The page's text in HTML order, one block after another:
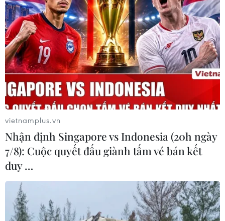
Khai mạc triển lãm “Cải cách
ruộng đất 1946-1957”
09/09/2014 02:10
Sáng 8/9 tại Bảo tàng Lịch sử quốc gia đã diễn ra Lễ
khai mạc trưng bày chuyên đề “Cải cách ruộng đất
1946-1957.”.
vietnamplus.vn
Nhận định Singapore vs Indonesia (20h ngày
7/8): Cuộc quyết đấu giành tấm vé bán kết
duy …